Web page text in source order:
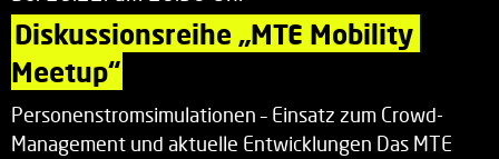
Diskussionsreihe „MTE Mobility
Meetup“
Personenstromsimulationen – Einsatz zum Crowd-
Management und aktuelle Entwicklungen Das MTE